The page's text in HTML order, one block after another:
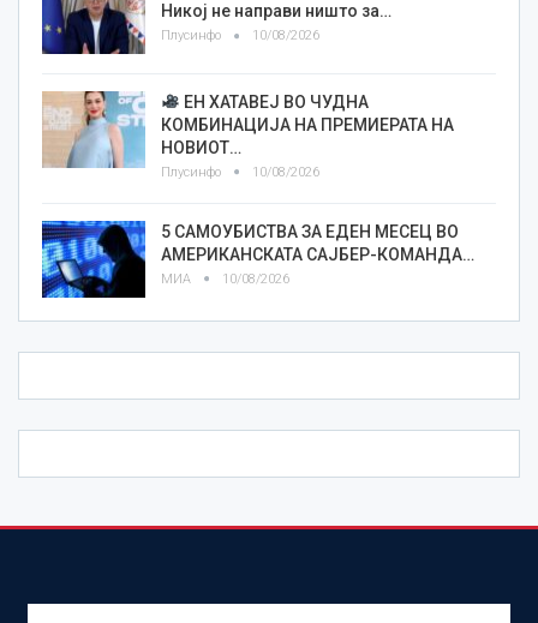
Никој не направи ништо за…
Плусинфо 10/08/2026
ЕН ХАТАВЕЈ ВО ЧУДНА
КОМБИНАЦИЈА НА ПРЕМИЕРАТА НА
НОВИОТ…
Плусинфо 10/08/2026
5 САМОУБИСТВА ЗА ЕДЕН МЕСЕЦ ВО
АМЕРИКАНСКАТА САЈБЕР-КОМАНДА…
МИА 10/08/2026